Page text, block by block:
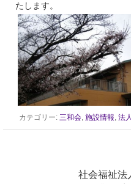
たします。
カテゴリー:三和会,施設情報,法
社会福祉